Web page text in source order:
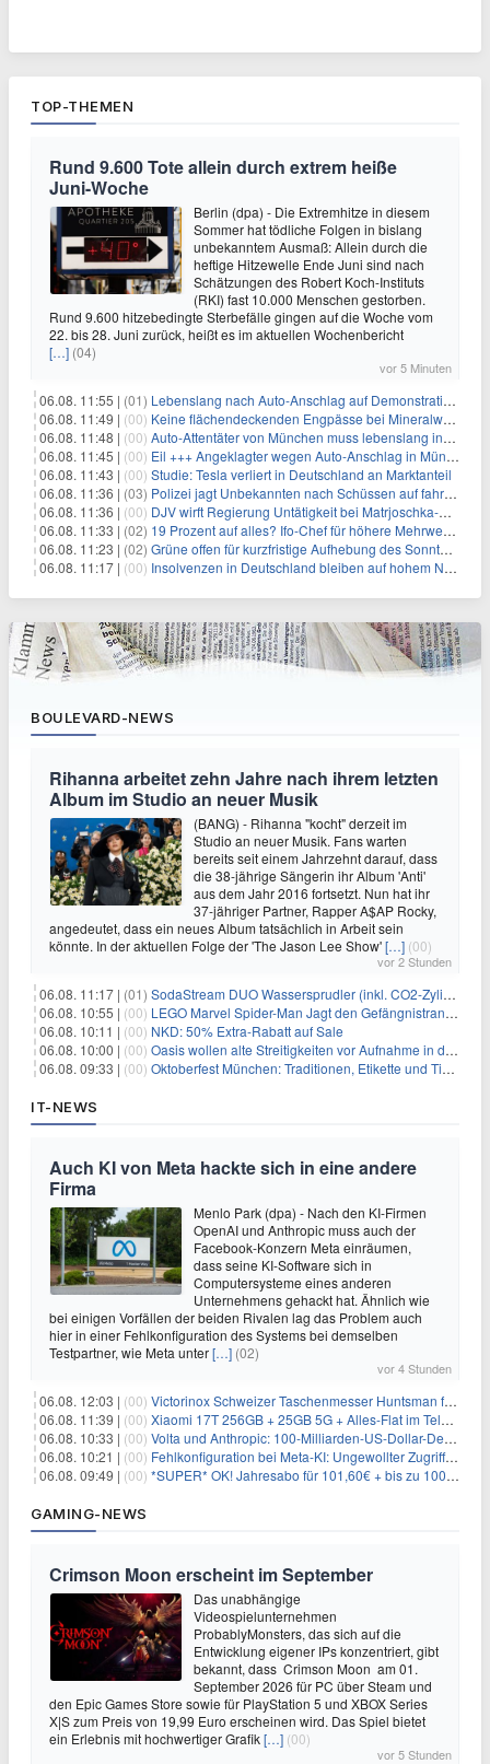
TOP-THEMEN
Rund 9.600 Tote allein durch extrem heiße
Juni-Woche
Berlin (dpa) - Die Extremhitze in diesem
Sommer hat tödliche Folgen in bislang
unbekanntem Ausmaß: Allein durch die
heftige Hitzewelle Ende Juni sind nach
Schätzungen des Robert Koch-Instituts
(RKI) fast 10.000 Menschen gestorben.
Rund 9.600 hitzebedingte Sterbefälle gingen auf die Woche vom
22. bis 28. Juni zurück, heißt es im aktuellen Wochenbericht
[…] (04)
vor 5 Minuten
06.08. 11:55 | (01) Lebenslang nach Auto-Anschlag auf Demonstration in München
06.08. 11:49 | (00) Keine flächendeckenden Engpässe bei Mineralwasser
06.08. 11:48 | (00) Auto-Attentäter von München muss lebenslang ins Gefängnis
06.08. 11:45 | (00) Eil +++ Angeklagter wegen Auto-Anschlag in München zu lebenslanger Haft verurteilt
06.08. 11:43 | (00) Studie: Tesla verliert in Deutschland an Marktanteil
06.08. 11:36 | (03) Polizei jagt Unbekannten nach Schüssen auf fahrendes Auto
06.08. 11:36 | (00) DJV wirft Regierung Untätigkeit bei Matrjoschka-Kampagne vor
06.08. 11:33 | (02) 19 Prozent auf alles? Ifo-Chef für höhere Mehrwertsteuer
06.08. 11:23 | (02) Grüne offen für kurzfristige Aufhebung des Sonntagsfahrverbots
06.08. 11:17 | (00) Insolvenzen in Deutschland bleiben auf hohem Niveau
BOULEVARD-NEWS
Rihanna arbeitet zehn Jahre nach ihrem letzten
Album im Studio an neuer Musik
(BANG) - Rihanna "kocht" derzeit im
Studio an neuer Musik. Fans warten
bereits seit einem Jahrzehnt darauf, dass
die 38-jährige Sängerin ihr Album 'Anti'
aus dem Jahr 2016 fortsetzt. Nun hat ihr
37-jähriger Partner, Rapper A$AP Rocky,
angedeutet, dass ein neues Album tatsächlich in Arbeit sein
könnte. In der aktuellen Folge der 'The Jason Lee Show'[…] (00)
vor 2 Stunden
06.08. 11:17 | (01) SodaStream DUO Wassersprudler (inkl. CO2-Zylinder) für 94€
06.08. 10:55 | (00) LEGO Marvel Spider-Man Jagt den Gefängnistransporter (76349) für 32,99€
06.08. 10:11 | (00) NKD: 50% Extra-Rabatt auf Sale
06.08. 10:00 | (00) Oasis wollen alte Streitigkeiten vor Aufnahme in die Rock and Roll Hall of Fame begraben
06.08. 09:33 | (00) Oktoberfest München: Traditionen, Etikette und Tipps für Gäste aus dem In- und Ausland
IT-NEWS
Auch KI von Meta hackte sich in eine andere
Firma
Menlo Park (dpa) - Nach den KI-Firmen
OpenAI und Anthropic muss auch der
Facebook-Konzern Meta einräumen,
dass seine KI-Software sich in
Computersysteme eines anderen
Unternehmens gehackt hat. Ähnlich wie
bei einigen Vorfällen der beiden Rivalen lag das Problem auch
hier in einer Fehlkonfiguration des Systems bei demselben
Testpartner, wie Meta unter[…] (02)
vor 4 Stunden
06.08. 12:03 | (00) Victorinox Schweizer Taschenmesser Huntsman für 32,99€
06.08. 11:39 | (00) Xiaomi 17T 256GB + 25GB 5G + Alles-Flat im Telekom-Netz für 9,99€/Monat
06.08. 10:33 | (00) Volta und Anthropic: 100-Milliarden-US-Dollar-Deal für KI-Rechenleistung
06.08. 10:21 | (00) Fehlkonfiguration bei Meta-KI: Ungewollter Zugriff auf fremde Systeme
06.08. 09:49 | (00) *SUPER* OK! Jahresabo für 101,60€ + bis zu 100€ Prämie
GAMING-NEWS
Crimson Moon erscheint im September
Das unabhängige
Videospielunternehmen
ProbablyMonsters, das sich auf die
Entwicklung eigener IPs konzentriert, gibt
bekannt, dass Crimson Moon am 01.
September 2026 für PC über Steam und
den Epic Games Store sowie für PlayStation 5 und XBOX Series
X|S zum Preis von 19,99 Euro erscheinen wird. Das Spiel bietet
ein Erlebnis mit hochwertiger Grafik[…] (00)
vor 5 Stunden